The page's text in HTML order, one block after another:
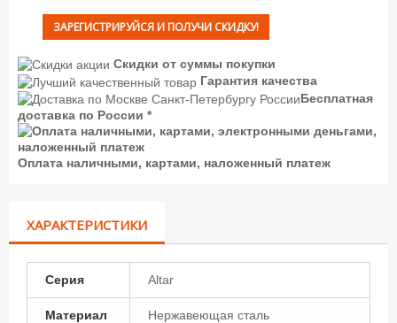
ЗАРЕГИСТРИРУЙСЯ И ПОЛУЧИ СКИДКУ!
Скидки от суммы покупки
Гарантия качества
Бесплатная
доставка по России *
Оплата наличными, картами, наложенный платеж
ХАРАКТЕРИСТИКИ
Серия Altar
Материал Нержавеющая сталь